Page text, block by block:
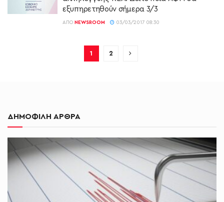
εξυπηρετηθούν σήμερα 3/3
ΑΠΌ NEWSROOM 03/03/2017 08:30
1 2
ΔΗΜΟΦΙΛΗ ΑΡΘΡΑ